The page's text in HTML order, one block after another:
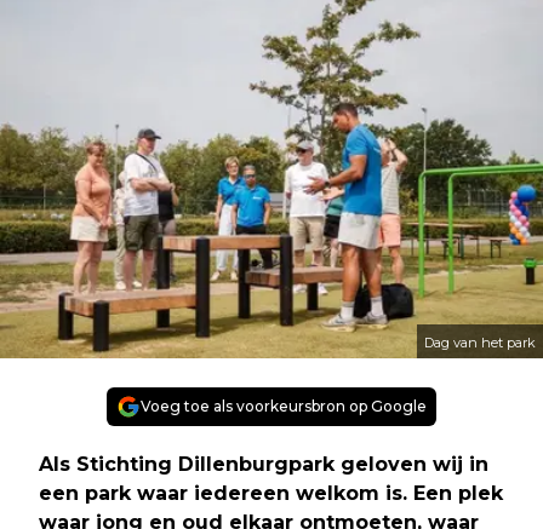
Dag van het park
Voeg toe als voorkeursbron op Google
Als Stichting Dillenburgpark geloven wij in
een park waar iedereen welkom is. Een plek
waar jong en oud elkaar ontmoeten, waar